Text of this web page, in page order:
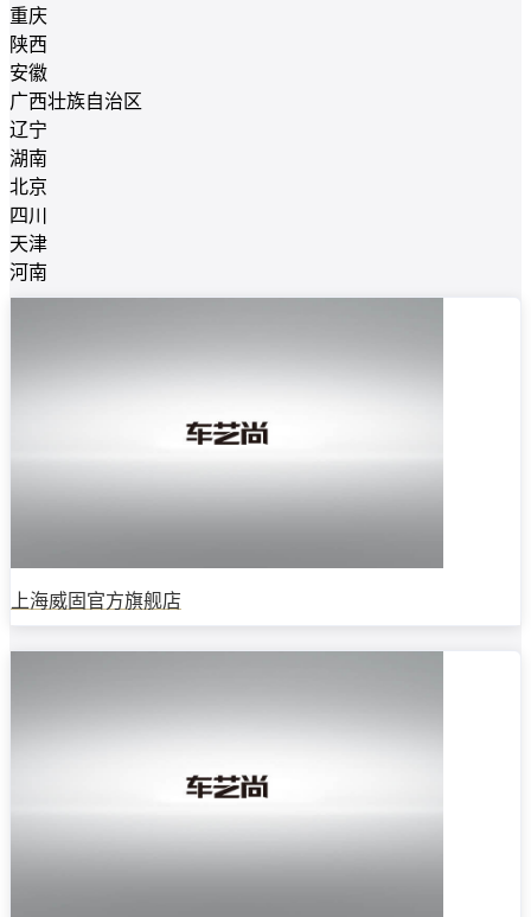
重庆
陕西
安徽
广西壮族自治区
辽宁
湖南
北京
四川
天津
河南
上海威固官方旗舰店